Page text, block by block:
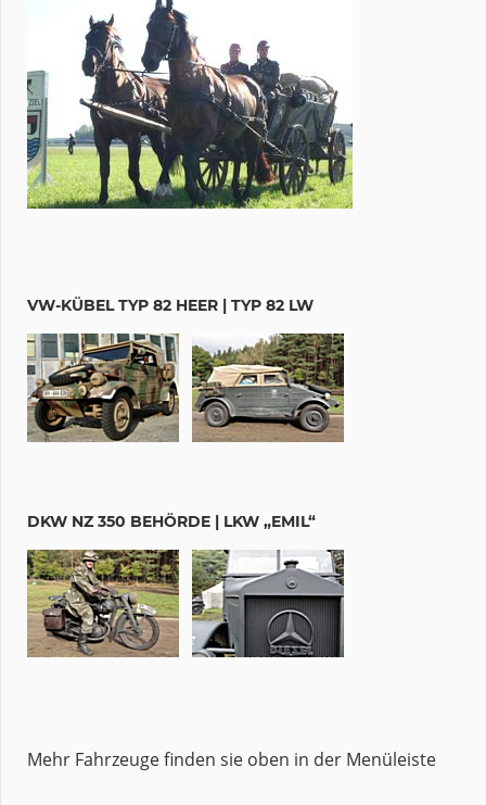
VW-KÜBEL TYP 82 HEER | TYP 82 LW
DKW NZ 350 BEHÖRDE | LKW „EMIL“
Mehr Fahrzeuge finden sie oben in der Menüleiste